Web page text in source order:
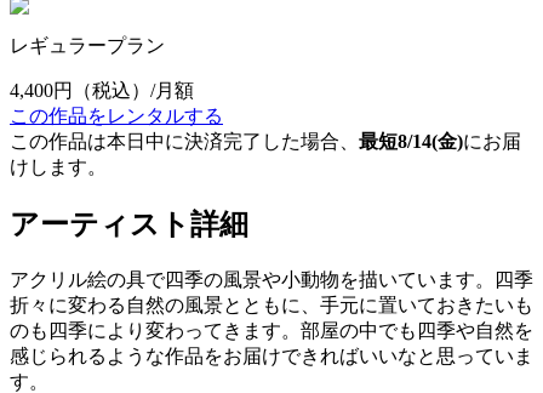
レギュラープラン
4,400円
（税込）/月額
この作品をレンタルする
この作品は本日中に決済完了した場合、 最短8/14(金)にお届
けします。
アーティスト詳細
アクリル絵の具で四季の風景や小動物を描いています。四季
折々に変わる自然の風景とともに、手元に置いておきたいも
のも四季により変わってきます。部屋の中でも四季や自然を
感じられるような作品をお届けできればいいなと思っていま
す。